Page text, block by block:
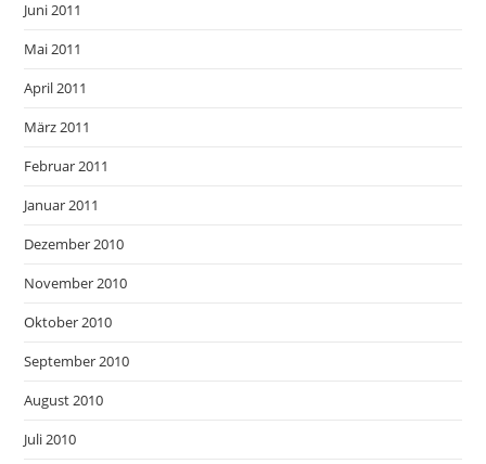
Juni 2011
Mai 2011
April 2011
März 2011
Februar 2011
Januar 2011
Dezember 2010
November 2010
Oktober 2010
September 2010
August 2010
Juli 2010